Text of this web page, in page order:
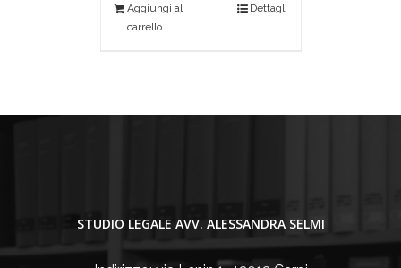
Aggiungi al
carrello
Dettagli
STUDIO LEGALE AVV. ALESSANDRA SELMI